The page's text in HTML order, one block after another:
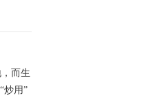
而生
炒用”